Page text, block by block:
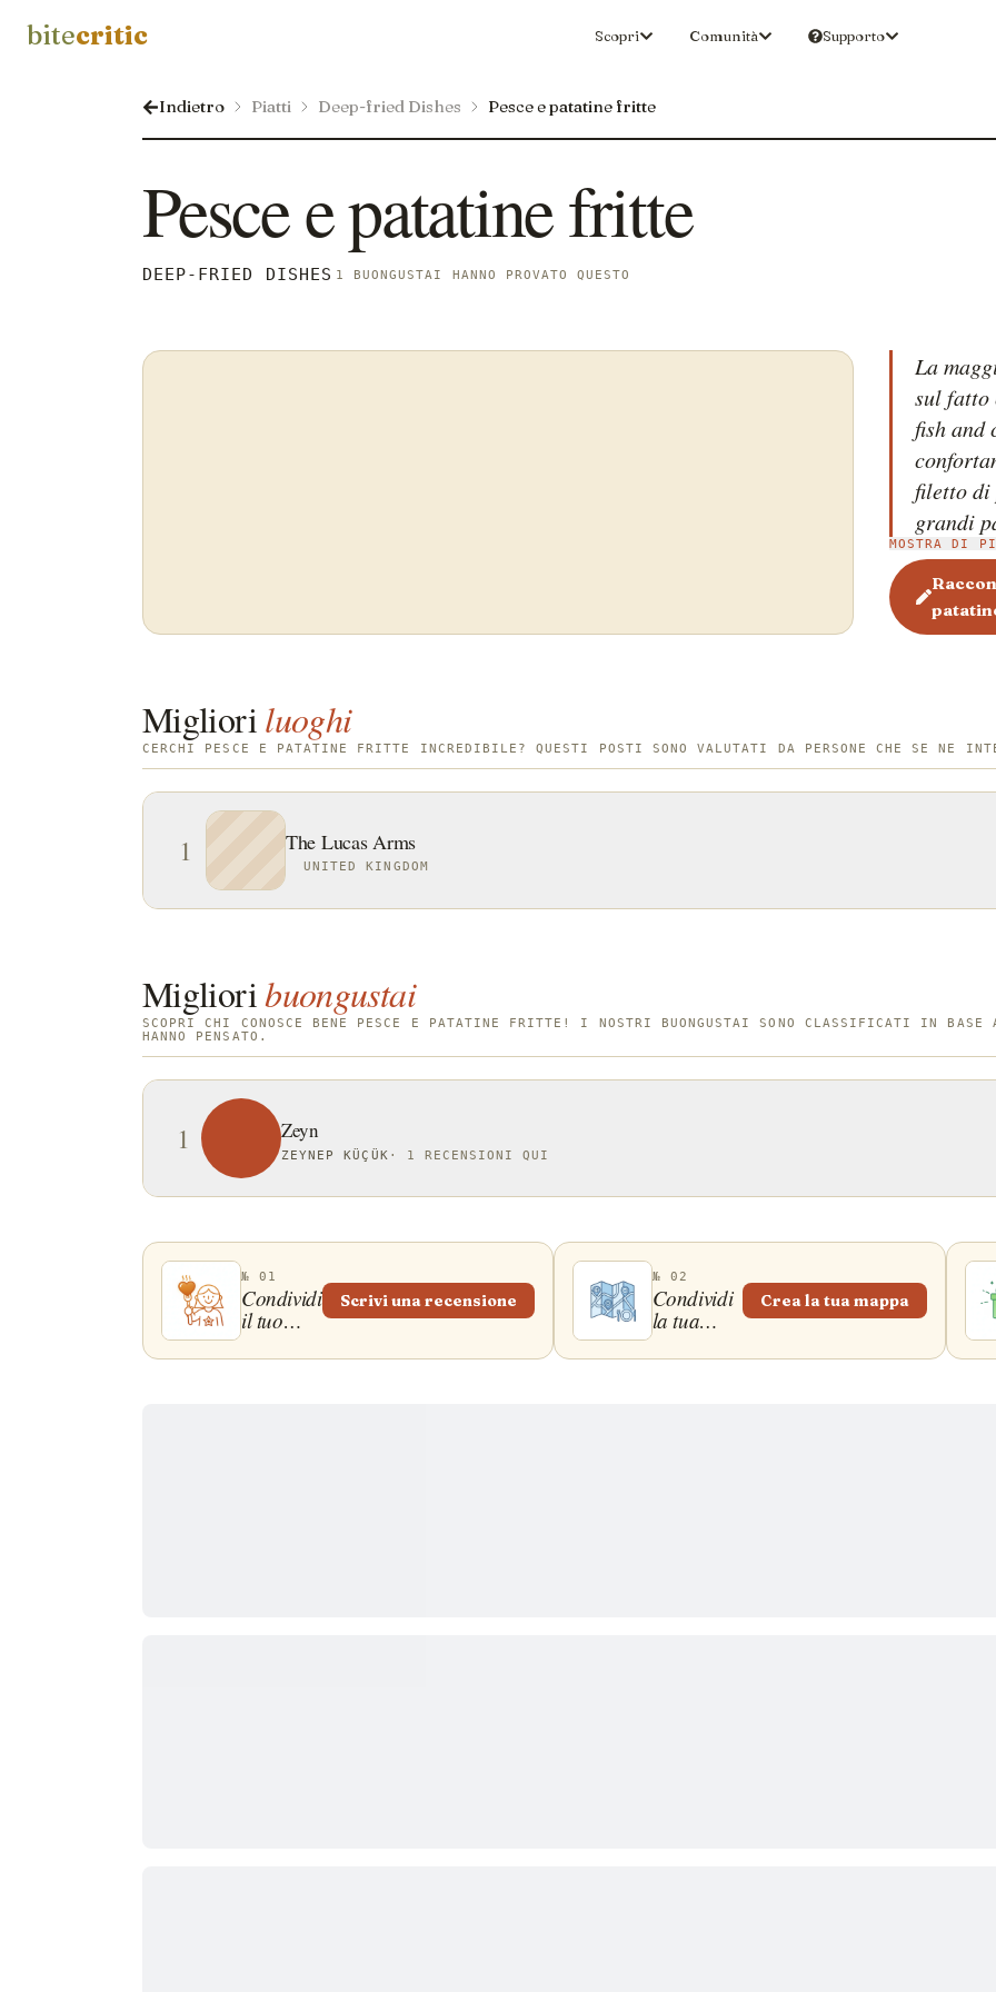
bitecritic Scopri Comunità Supporto
Indietro Piatti Deep-fried Dishes Pesce e patatine fritte
Pesce e patatine fritte
DEEP-FRIED DISHES 1 BUONGUSTAI HANNO PROVATO QUESTO
La
sul fatto
fish and
filetto di
grandi
di
questo
le
pesce
fu
molli,
tazza di
piatto
tazza di
fish
MOSTRA DI
Miglioriluoghi
CERCHI PESCE E PATATINE FRITTE INCREDIBILE? QUESTI POSTI SONO VALUTATI DA PERSONE CHE SE NE
1 The Lucas Arms
UNITED KINGDOM
Miglioribuongustai
SCOPRI CHI CONOSCE BENE PESCE E PATATINE FRITTE! I NOSTRI BUONGUSTAI SONO CLASSIFICATI IN BASE
HANNO PENSATO.
1 Zeyn
ZEYNEP KÜÇÜK · 1 RECENSIONI QUI
№ 01
Condividi
il tuo
Scrivi una recensione
№ 02
Condividi
la tua
mappa!
Crea la tua mappa